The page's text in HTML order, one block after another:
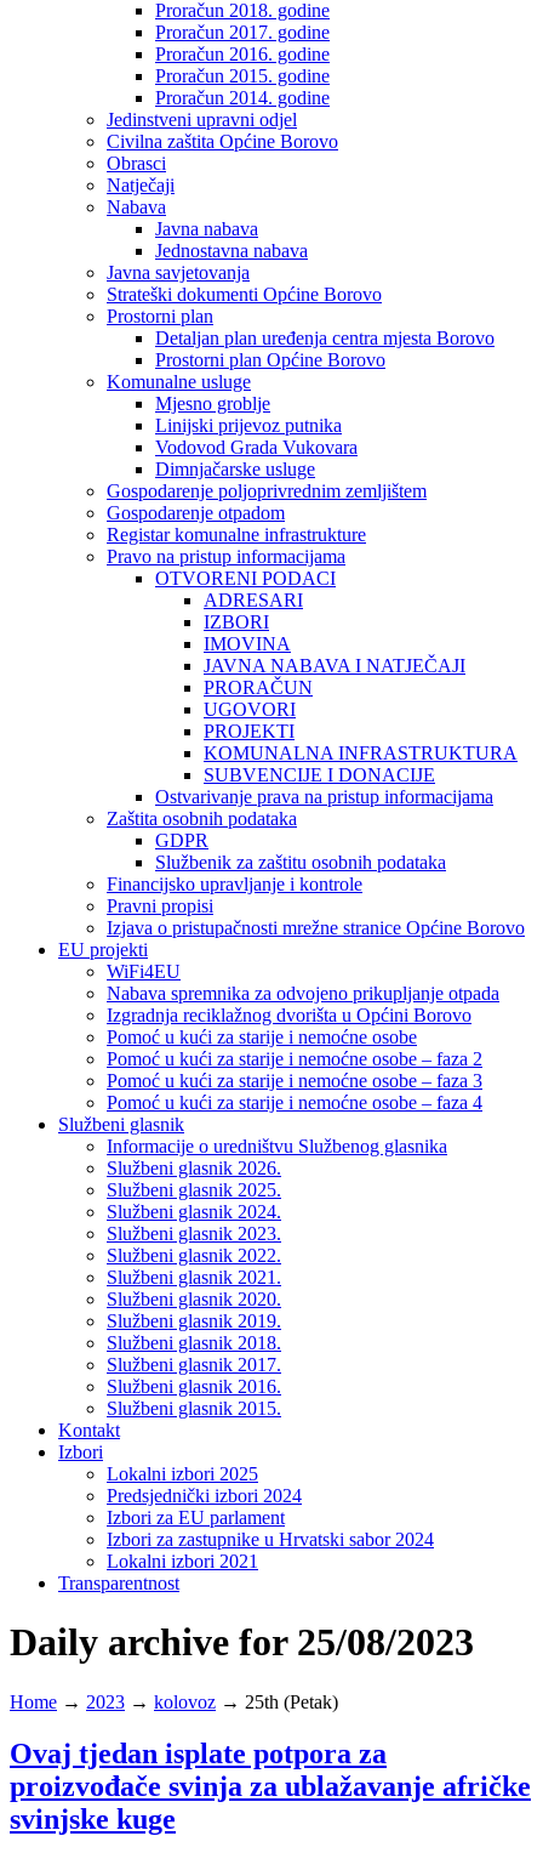
Proračun 2018. godine
Proračun 2017. godine
Proračun 2016. godine
Proračun 2015. godine
Proračun 2014. godine
Jedinstveni upravni odjel
Civilna zaštita Općine Borovo
Obrasci
Natječaji
Nabava
Javna nabava
Jednostavna nabava
Javna savjetovanja
Strateški dokumenti Općine Borovo
Prostorni plan
Detaljan plan uređenja centra mjesta Borovo
Prostorni plan Općine Borovo
Komunalne usluge
Mjesno groblje
Linijski prijevoz putnika
Vodovod Grada Vukovara
Dimnjačarske usluge
Gospodarenje poljoprivrednim zemljištem
Gospodarenje otpadom
Registar komunalne infrastrukture
Pravo na pristup informacijama
OTVORENI PODACI
ADRESARI
IZBORI
IMOVINA
JAVNA NABAVA I NATJEČAJI
PRORAČUN
UGOVORI
PROJEKTI
KOMUNALNA INFRASTRUKTURA
SUBVENCIJE I DONACIJE
Ostvarivanje prava na pristup informacijama
Zaštita osobnih podataka
GDPR
Službenik za zaštitu osobnih podataka
Financijsko upravljanje i kontrole
Pravni propisi
Izjava o pristupačnosti mrežne stranice Općine Borovo
EU projekti
WiFi4EU
Nabava spremnika za odvojeno prikupljanje otpada
Izgradnja reciklažnog dvorišta u Općini Borovo
Pomoć u kući za starije i nemoćne osobe
Pomoć u kući za starije i nemoćne osobe – faza 2
Pomoć u kući za starije i nemoćne osobe – faza 3
Pomoć u kući za starije i nemoćne osobe – faza 4
Službeni glasnik
Informacije o uredništvu Službenog glasnika
Službeni glasnik 2026.
Službeni glasnik 2025.
Službeni glasnik 2024.
Službeni glasnik 2023.
Službeni glasnik 2022.
Službeni glasnik 2021.
Službeni glasnik 2020.
Službeni glasnik 2019.
Službeni glasnik 2018.
Službeni glasnik 2017.
Službeni glasnik 2016.
Službeni glasnik 2015.
Kontakt
Izbori
Lokalni izbori 2025
Predsjednički izbori 2024
Izbori za EU parlament
Izbori za zastupnike u Hrvatski sabor 2024
Lokalni izbori 2021
Transparentnost
Daily archive for 25/08/2023
Home → 2023 → kolovoz → 25th (Petak)
Ovaj tjedan isplate potpora za
proizvođače svinja za ublažavanje afričke
svinjske kuge